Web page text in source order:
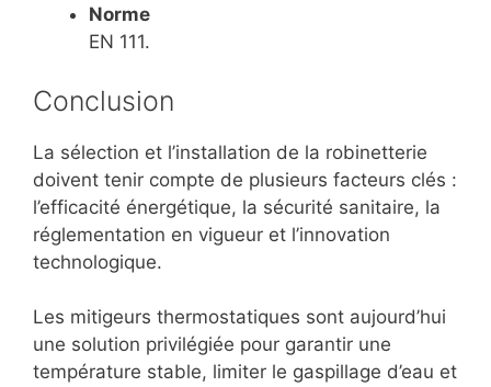
Norme
EN 111.
Conclusion
La sélection et l’installation de la robinetterie
doivent tenir compte de plusieurs facteurs clés :
l’efficacité énergétique, la sécurité sanitaire, la
réglementation en vigueur et l’innovation
technologique.
Les mitigeurs thermostatiques sont aujourd’hui
une solution privilégiée pour garantir une
température stable, limiter le gaspillage d’eau et